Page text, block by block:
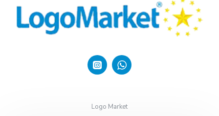
Logo Market